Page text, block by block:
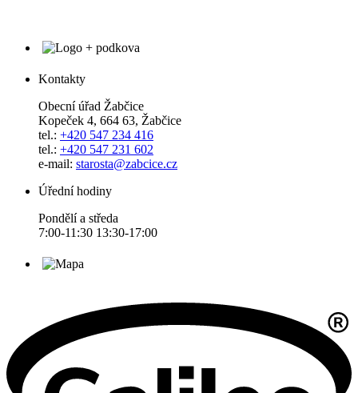
Kontakty
Obecní úřad Žabčice
Kopeček 4, 664 63, Žabčice
tel.: +420 547 234 416
tel.: +420 547 231 602
e-mail: starosta@zabcice.cz
Úřední hodiny
Pondělí a středa
7:00-11:30 13:30-17:00